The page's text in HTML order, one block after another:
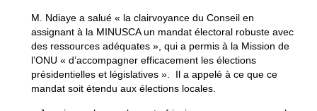
M. Ndiaye a salué « la clairvoyance du Conseil en
assignant à la MINUSCA un mandat électoral robuste avec
des ressources adéquates », qui a permis à la Mission de
l’ONU « d’accompagner efficacement les élections
présidentielles et législatives ». Il a appelé à ce que ce
mandat soit étendu aux élections locales.